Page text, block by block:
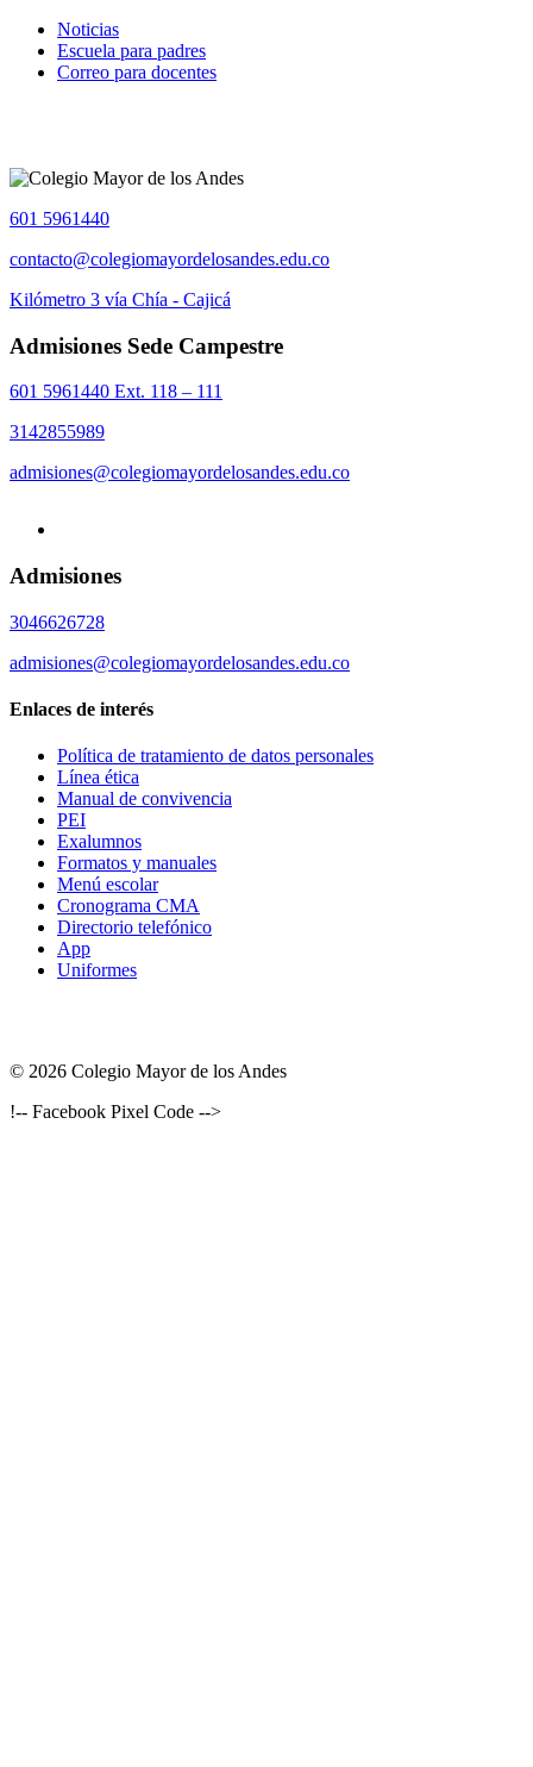
Noticias
Escuela para padres
Correo para docentes
601 5961440
contacto@colegiomayordelosandes.edu.co
Kilómetro 3 vía Chía - Cajicá
Admisiones Sede Campestre
601 5961440 Ext. 118 – 111
3142855989
admisiones@colegiomayordelosandes.edu.co
Admisiones
3046626728
admisiones@colegiomayordelosandes.edu.co
Enlaces de interés
Política de tratamiento de datos personales
Línea ética
Manual de convivencia
PEI
Exalumnos
Formatos y manuales
Menú escolar
Cronograma CMA
Directorio telefónico
App
Uniformes
© 2026 Colegio Mayor de los Andes
!-- Facebook Pixel Code -->